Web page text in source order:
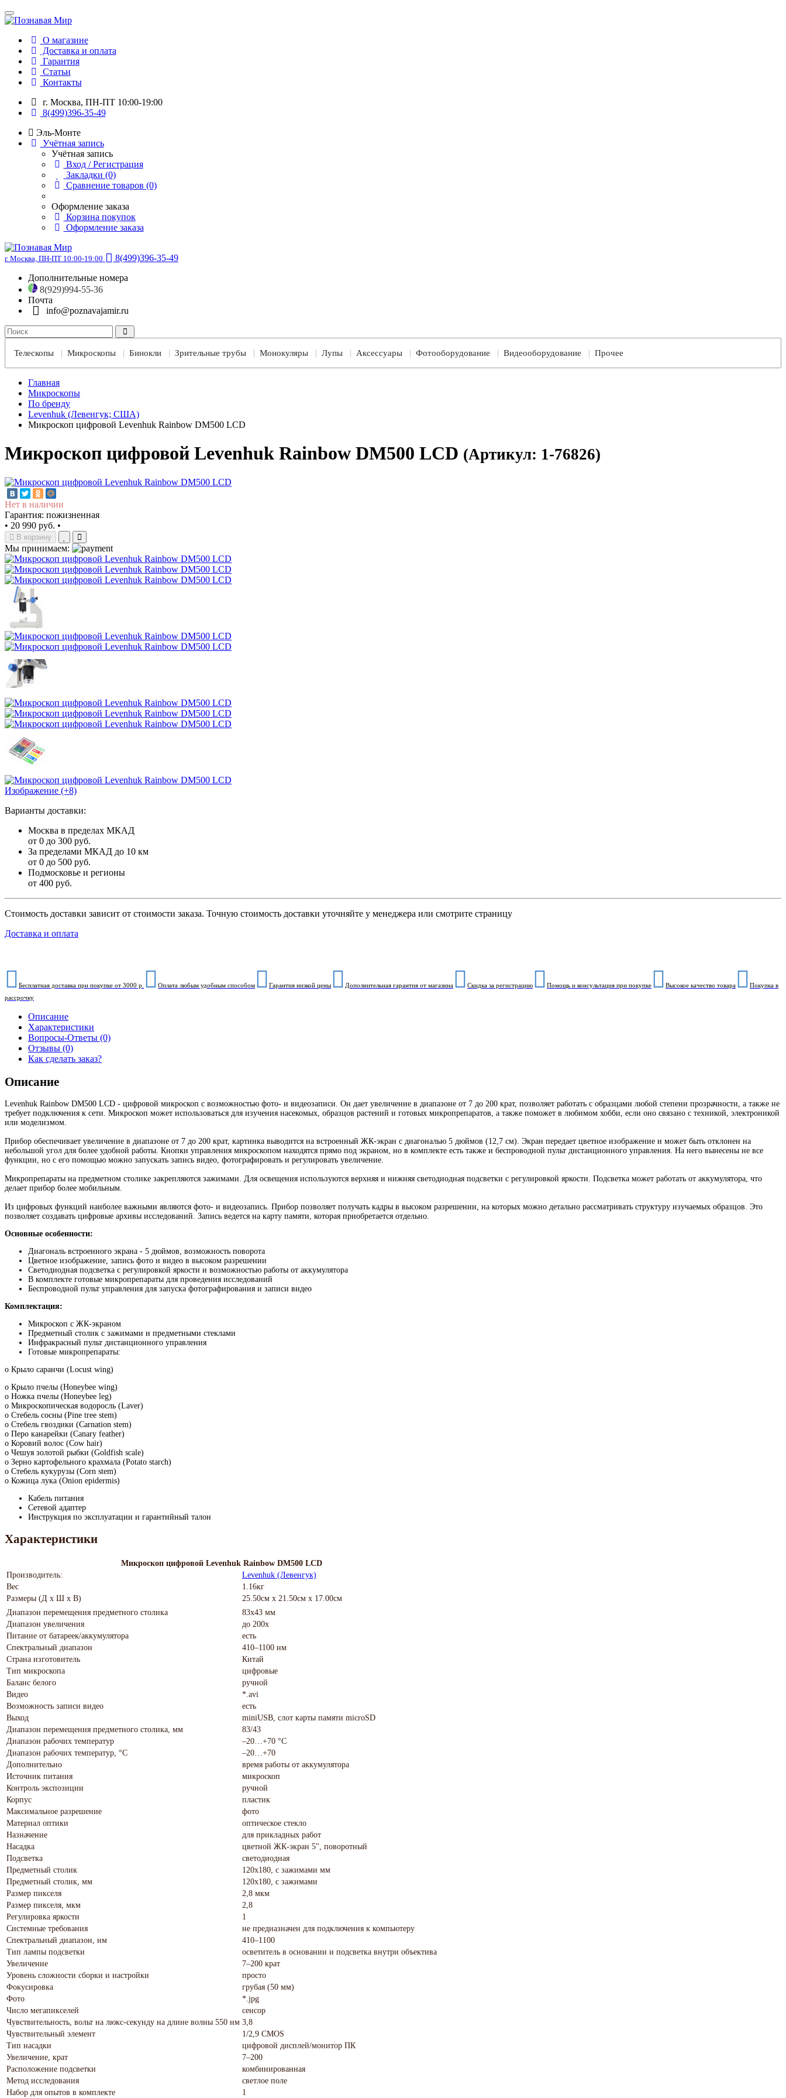
О магазине
Доставка и оплата
Гарантия
Статьи
Контакты
г. Москва, ПН-ПТ 10:00-19:00
8(499)396-35-49
Эль-Монте
Учётная запись
Учётная запись
Вход / Регистрация
Закладки (0)
Сравнение товаров (0)
Оформление заказа
Корзина покупок
Оформление заказа
г. Москва, ПН-ПТ 10:00-19:00
8(499)396-35-49
Дополнительные номера
8(929)994-55-36
Почта
info@poznavajamir.ru
Телескопы Микроскопы Бинокли Зрительные трубы Монокуляры Лупы Аксессуары Фотооборудование Видеооборудование Прочее
Главная
Микроскопы
По бренду
Levenhuk (Левенгук; США)
Микроскоп цифровой Levenhuk Rainbow DM500 LCD
Микроскоп цифровой Levenhuk Rainbow DM500 LCD (Артикул: 1-76826)
Нет в наличии
Гарантия: пожизненная
• 20 990 руб. •
В корзину
Мы принимаем:
Изображение (+8)
Варианты доставки:
Москва в пределах МКАД
от 0 до 300 руб.
За пределами МКАД до 10 км
от 0 до 500 руб.
Подмосковье и регионы
от 400 руб.
Стоимость доставки зависит от стоимости заказа. Точную стоимость доставки уточняйте у менеджера или смотрите страницу
Доставка и оплата
Бесплатная доставка при покупке от 3000 р. Оплата любым удобным способом Гарантия низкой цены Дополнительная гарантия от магазина Скидка за регистрацию Помощь и консультация при покупке Высокое качество товара
Покупка в
рассрочку
Описание
Характеристики
Вопросы-Ответы (0)
Отзывы (0)
Как сделать заказ?
Описание
Levenhuk Rainbow DM500 LCD - цифровой микроскоп с возможностью фото- и видеозаписи. Он дает увеличение в диапазоне от 7 до 200 крат, позволяет работать с образцами любой степени прозрачности, а также не
требует подключения к сети. Микроскоп может использоваться для изучения насекомых, образцов растений и готовых микропрепаратов, а также поможет в любимом хобби, если оно связано с техникой, электроникой
или моделизмом.
Прибор обеспечивает увеличение в диапазоне от 7 до 200 крат, картинка выводится на встроенный ЖК-экран с диагональю 5 дюймов (12,7 см). Экран передает цветное изображение и может быть отклонен на
небольшой угол для более удобной работы. Кнопки управления микроскопом находятся прямо под экраном, но в комплекте есть также и беспроводной пульт дистанционного управления. На него вынесены не все
функции, но с его помощью можно запускать запись видео, фотографировать и регулировать увеличение.
Микропрепараты на предметном столике закрепляются зажимами. Для освещения используются верхняя и нижняя светодиодная подсветки с регулировкой яркости. Подсветка может работать от аккумулятора, что
делает прибор более мобильным.
Из цифровых функций наиболее важными являются фото- и видеозапись. Прибор позволяет получать кадры в высоком разрешении, на которых можно детально рассматривать структуру изучаемых образцов. Это
позволяет создавать цифровые архивы исследований. Запись ведется на карту памяти, которая приобретается отдельно.
Основные особенности:
Диагональ встроенного экрана - 5 дюймов, возможность поворота
Цветное изображение, запись фото и видео в высоком разрешении
Светодиодная подсветка с регулировкой яркости и возможностью работы от аккумулятора
В комплекте готовые микропрепараты для проведения исследований
Беспроводной пульт управления для запуска фотографирования и записи видео
Комплектация:
Микроскоп с ЖК-экраном
Предметный столик с зажимами и предметными стеклами
Инфракрасный пульт дистанционного управления
Готовые микропрепараты:
o Крыло саранчи (Locust wing)
o Крыло пчелы (Honeybee wing)
o Ножка пчелы (Honeybee leg)
o Микроскопическая водоросль (Laver)
o Стебель сосны (Pine tree stem)
o Стебель гвоздики (Carnation stem)
o Перо канарейки (Canary feather)
o Коровий волос (Cow hair)
o Чешуя золотой рыбки (Goldfish scale)
o Зерно картофельного крахмала (Potato starch)
o Стебель кукурузы (Corn stem)
o Кожица лука (Onion epidermis)
Кабель питания
Сетевой адаптер
Инструкция по эксплуатации и гарантийный талон
Характеристики
Микроскоп цифровой Levenhuk Rainbow DM500 LCD
Производитель:
Levenhuk (Левенгук)
Вес
1.16кг
Размеры (Д х Ш х В)
25.50см x 21.50см x 17.00см
Диапазон перемещения предметного столика
83x43 мм
Диапазон увеличения
до 200х
Питание от батареек/аккумулятора
есть
Спектральный диапазон
410–1100 нм
Страна изготовитель
Китай
Тип микроскопа
цифровые
Баланс белого
ручной
Видео
*.avi
Возможность записи видео
есть
Выход
miniUSB, слот карты памяти microSD
Диапазон перемещения предметного столика, мм
83/43
Диапазон рабочих температур
–20…+70 °С
Диапазон рабочих температур, °С
–20…+70
Дополнительно
время работы от аккумулятора
Источник питания
микроскоп
Контроль экспозиции
ручной
Корпус
пластик
Максимальное разрешение
фото
Материал оптики
оптическое стекло
Назначение
для прикладных работ
Насадка
цветной ЖК-экран 5", поворотный
Подсветка
светодиодная
Предметный столик
120х180, с зажимами мм
Предметный столик, мм
120х180, с зажимами
Размер пикселя
2,8 мкм
Размер пикселя, мкм
2,8
Регулировка яркости
1
Системные требования
не предназначен для подключения к компьютеру
Спектральный диапазон, нм
410–1100
Тип лампы подсветки
осветитель в основании и подсветка внутри объектива
Увеличение
7–200 крат
Уровень сложности сборки и настройки
просто
Фокусировка
грубая (50 мм)
Фото
*.jpg
Число мегапикселей
сенсор
Чувствительность, вольт на люкс-секунду на длине волны 550 нм 3,8
Чувствительный элемент
1/2,9 CMOS
Тип насадки
цифровой дисплей/монитор ПК
Увеличение, крат
7–200
Расположение подсветки
комбинированная
Метод исследования
светлое поле
Набор для опытов в комплекте
1